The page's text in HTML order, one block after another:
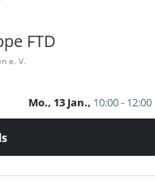
FTD
e. V.
Mo., 13 Jan., 10:00 - 12:00